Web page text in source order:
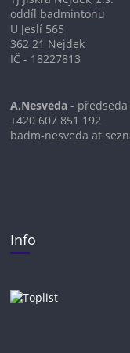
oddíl badmintonu
U Jeslí 565
362 21 Nejdek
IČ - 18227813
A.Nesveda - předseda
+420 607 851 192
badm-nesveda at
Info